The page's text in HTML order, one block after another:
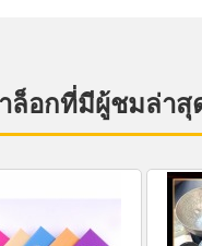
ล็อกที่มีผู้ชมล่าสุ